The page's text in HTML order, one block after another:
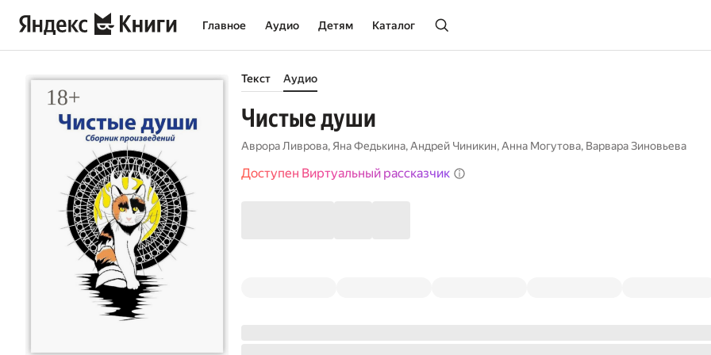
Главное Аудио Детям Каталог
Текст Аудио
Чистые души
Аврора Ливрова, Яна Федькина,Андрей Чиникин,Анна Могутова, Варвара Зиновьева
Доступен Виртуальный рассказчик